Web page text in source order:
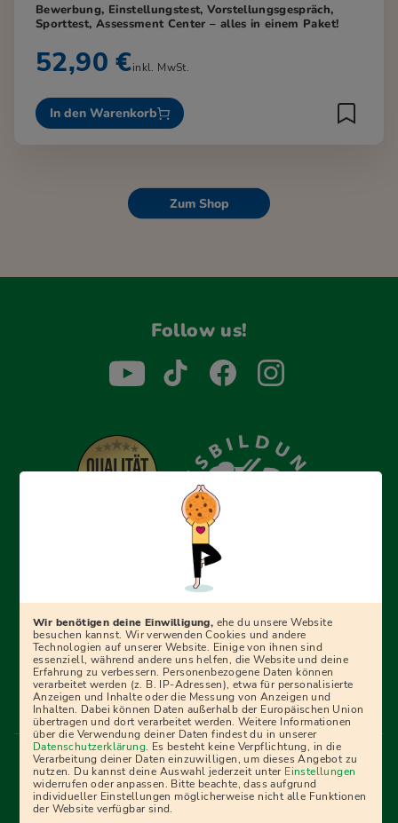
Bewerbung, Einstellungstest, Vorstellungsgespräch,
Sporttest, Assessment Center – alles in einem Paket!
52,90 €inkl. MwSt.
In den Warenkorb
Zum Shop
Follow us!
Erfolgreich bewerben mit Ausbildungspark: Wir
begleiten dich Schritt für Schritt bei deinem Start in den
Ratgebern und Prüfungspaketen, interaktiven
Videokursen und vielem mehr. Für alle, die was werden
wollen!
Menü Fußleiste
Impressum Bildquellen Presse
Mediadaten
Partner
AGB Datenschutz
Widerrufsbelehrung
Bestellung
Affiliate Partner Cookies
Wir benötigen deine Einwilligung, ehe du unsere Website
besuchen kannst. Wir verwenden Cookies und andere
Technologien auf unserer Website. Einige von ihnen sind
essenziell, während andere uns helfen, die Website und deine
Erfahrung zu verbessern. Personenbezogene Daten können
verarbeitet werden (z. B. IP-Adressen), etwa für personalisierte
Anzeigen und Inhalte oder die Messung von Anzeigen und
Inhalten. Dabei können Daten außerhalb der Europäischen Union
übertragen und dort verarbeitet werden. Weitere Informationen
über die Verwendung deiner Daten findest du in unserer
Datenschutzerklärung. Es besteht keine Verpflichtung, in die
Verarbeitung deiner Daten einzuwilligen, um dieses Angebot zu
nutzen. Du kannst deine Auswahl jederzeit unter Einstellungen
widerrufen oder anpassen. Bitte beachte, dass aufgrund
individueller Einstellungen möglicherweise nicht alle Funktionen
der Website verfügbar sind.